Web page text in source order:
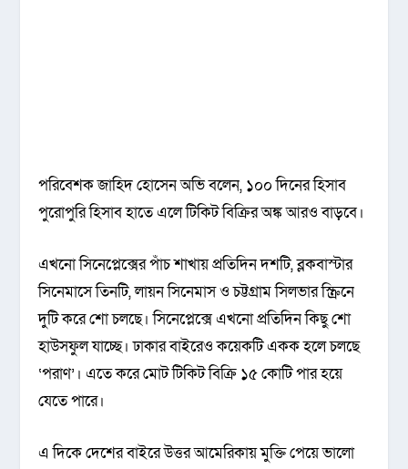
পরিবেশক জাহিদ হোসেন অভি বলেন, ১০০ দিনের হিসাব
পুরোপুরি হিসাব হাতে এলে টিকিট বিক্রির অঙ্ক আরও বাড়বে।
এখনো সিনেপ্লেক্সের পাঁচ শাখায় প্রতিদিন দশটি, ব্লকবাস্টার
সিনেমাসে তিনটি, লায়ন সিনেমাস ও চট্টগ্রাম সিলভার স্ক্রিনে
দুটি করে শো চলছে। সিনেপ্লেক্সে এখনো প্রতিদিন কিছু শো
হাউসফুল যাচ্ছে। ঢাকার বাইরেও কয়েকটি একক হলে চলছে
‘পরাণ’। এতে করে মোট টিকিট বিক্রি ১৫ কোটি পার হয়ে
যেতে পারে।
এ দিকে দেশের বাইরে উত্তর আমেরিকায় মুক্তি পেয়ে ভালো